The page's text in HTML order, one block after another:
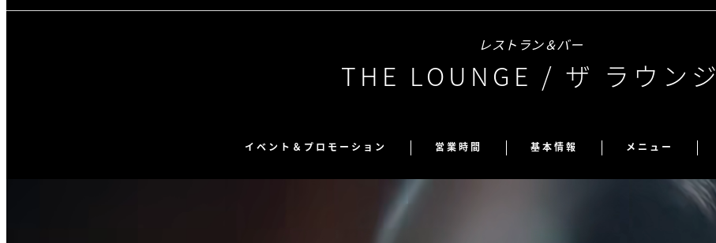
レストラン＆バー
THE LOUNGE / ザ ラウンジ
イベント＆プロモーション 営業時間 基本情報 メニュー